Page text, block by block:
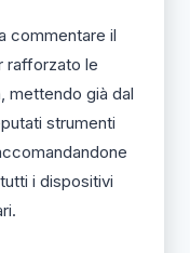
commentare il
rafforzato le
mettendo già dal
strumenti
i dispositivi